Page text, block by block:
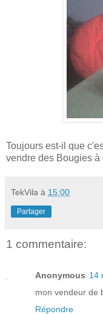
Toujours est-il que
vendre des Bougies à
TekVila à 15:00
Partager
1 commentaire:
Anonymous 14
mon vendeur de
Répondre